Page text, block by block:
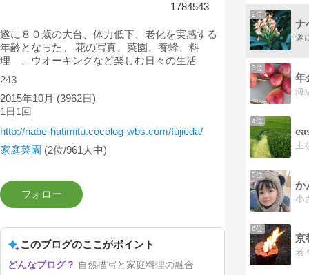
1784543
遂に８０歳の大台、体力低下、老化を実感する
年齢となった。 花の写真、菜園、養蜂、料
理 、ウオーキングなど楽しむ日々の生活
243
2015年10月 (3962日)
1日1回
http://nabe-hatimitu.cocolog-wbs.com/fujieda/
家庭菜園 (2位/961人中)
このブログのここがポイント
自然描写と家庭料理の融合
2位
ナ
3位
年
4位
主
5位
か
6位
京